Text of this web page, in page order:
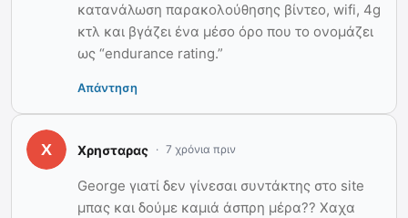
κατανάλωση παρακολούθησης βίντεο, wifi, 4g
κτλ και βγάζει ένα μέσο όρο που το ονομάζει
ως “endurance rating.”
Απάντηση
Χρησταρας 7 χρόνια πριν
George γιατί δεν γίνεσαι συντάκτης στο site
μπας και δούμε καμιά άσπρη μέρα?? Χαχα